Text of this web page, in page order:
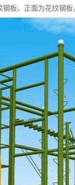
板。正面为花纹钢板